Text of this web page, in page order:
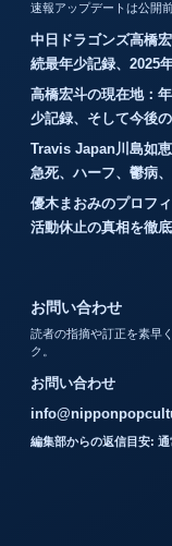
速報アップデートは公開
中日ドラゴンズ高橋
続最年少記録、2025
高橋宏斗の現在地：
少記録、そして今後
Travis Japan川島如
急死、ハーフ、鬱病
優木まおみのプロフ
活動休止の真相を徹
お問い合わせ
読者の指摘や訂正を素早
ク。
お問い合わせ
編集部からの返信目安: 通